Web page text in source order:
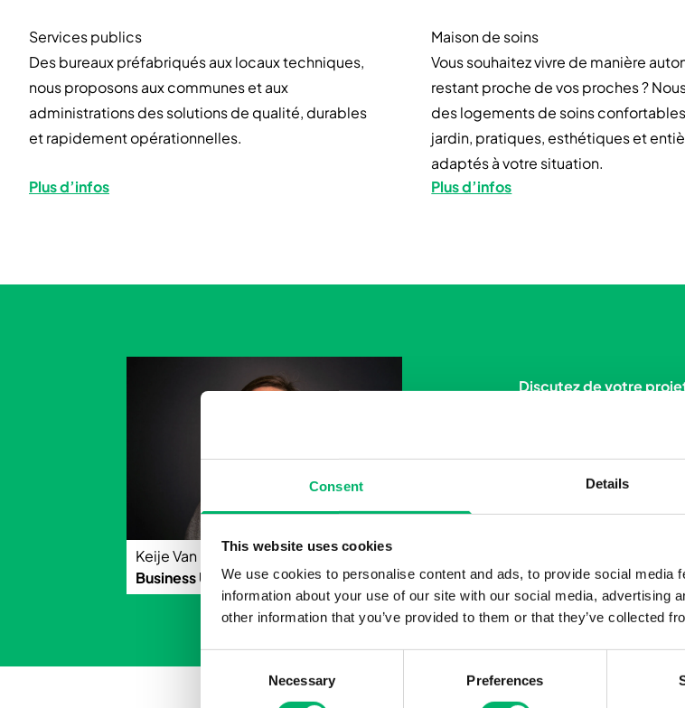
Consent Details
This website uses cookies
We use cookies to personalise content and ads, to provide social media
information about your use of our site with our social media, advertising
other information that you’ve provided to them or that they’ve collected
Necessary Preferences
Services publics
Des bureaux préfabriqués aux locaux techniques,
nous proposons aux communes et aux
administrations des solutions de qualité, durables
et rapidement opérationnelles.
Plus d’infos
Maison de soins
Vous souhaitez vivre de manière
restant proche de vos proches ?
des logements de soins
jardin, pratiques, esthétiques et
adaptés à votre situation.
Plus d’infos
Keije Van Hoorick
Business Unit Manager
Discutez de votre
Curieux de découvrir
tiennent à votre
étudierons la solution
JE PRENDS